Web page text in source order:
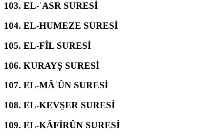
103. EL-ʿASR SURESİ
104. EL-HUMEZE SURESİ
105. EL-FÎL SURESİ
106. KURAYŞ SURESİ
107. EL-MÂʿÛN SURESİ
108. EL-KEVS̱ER SURESİ
109. EL-KÂFİRÛN SURESİ